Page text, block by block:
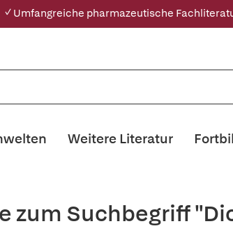
✓ Umfangreiche pharmazeutische
Weitere Literatur
zum Suchbegriff